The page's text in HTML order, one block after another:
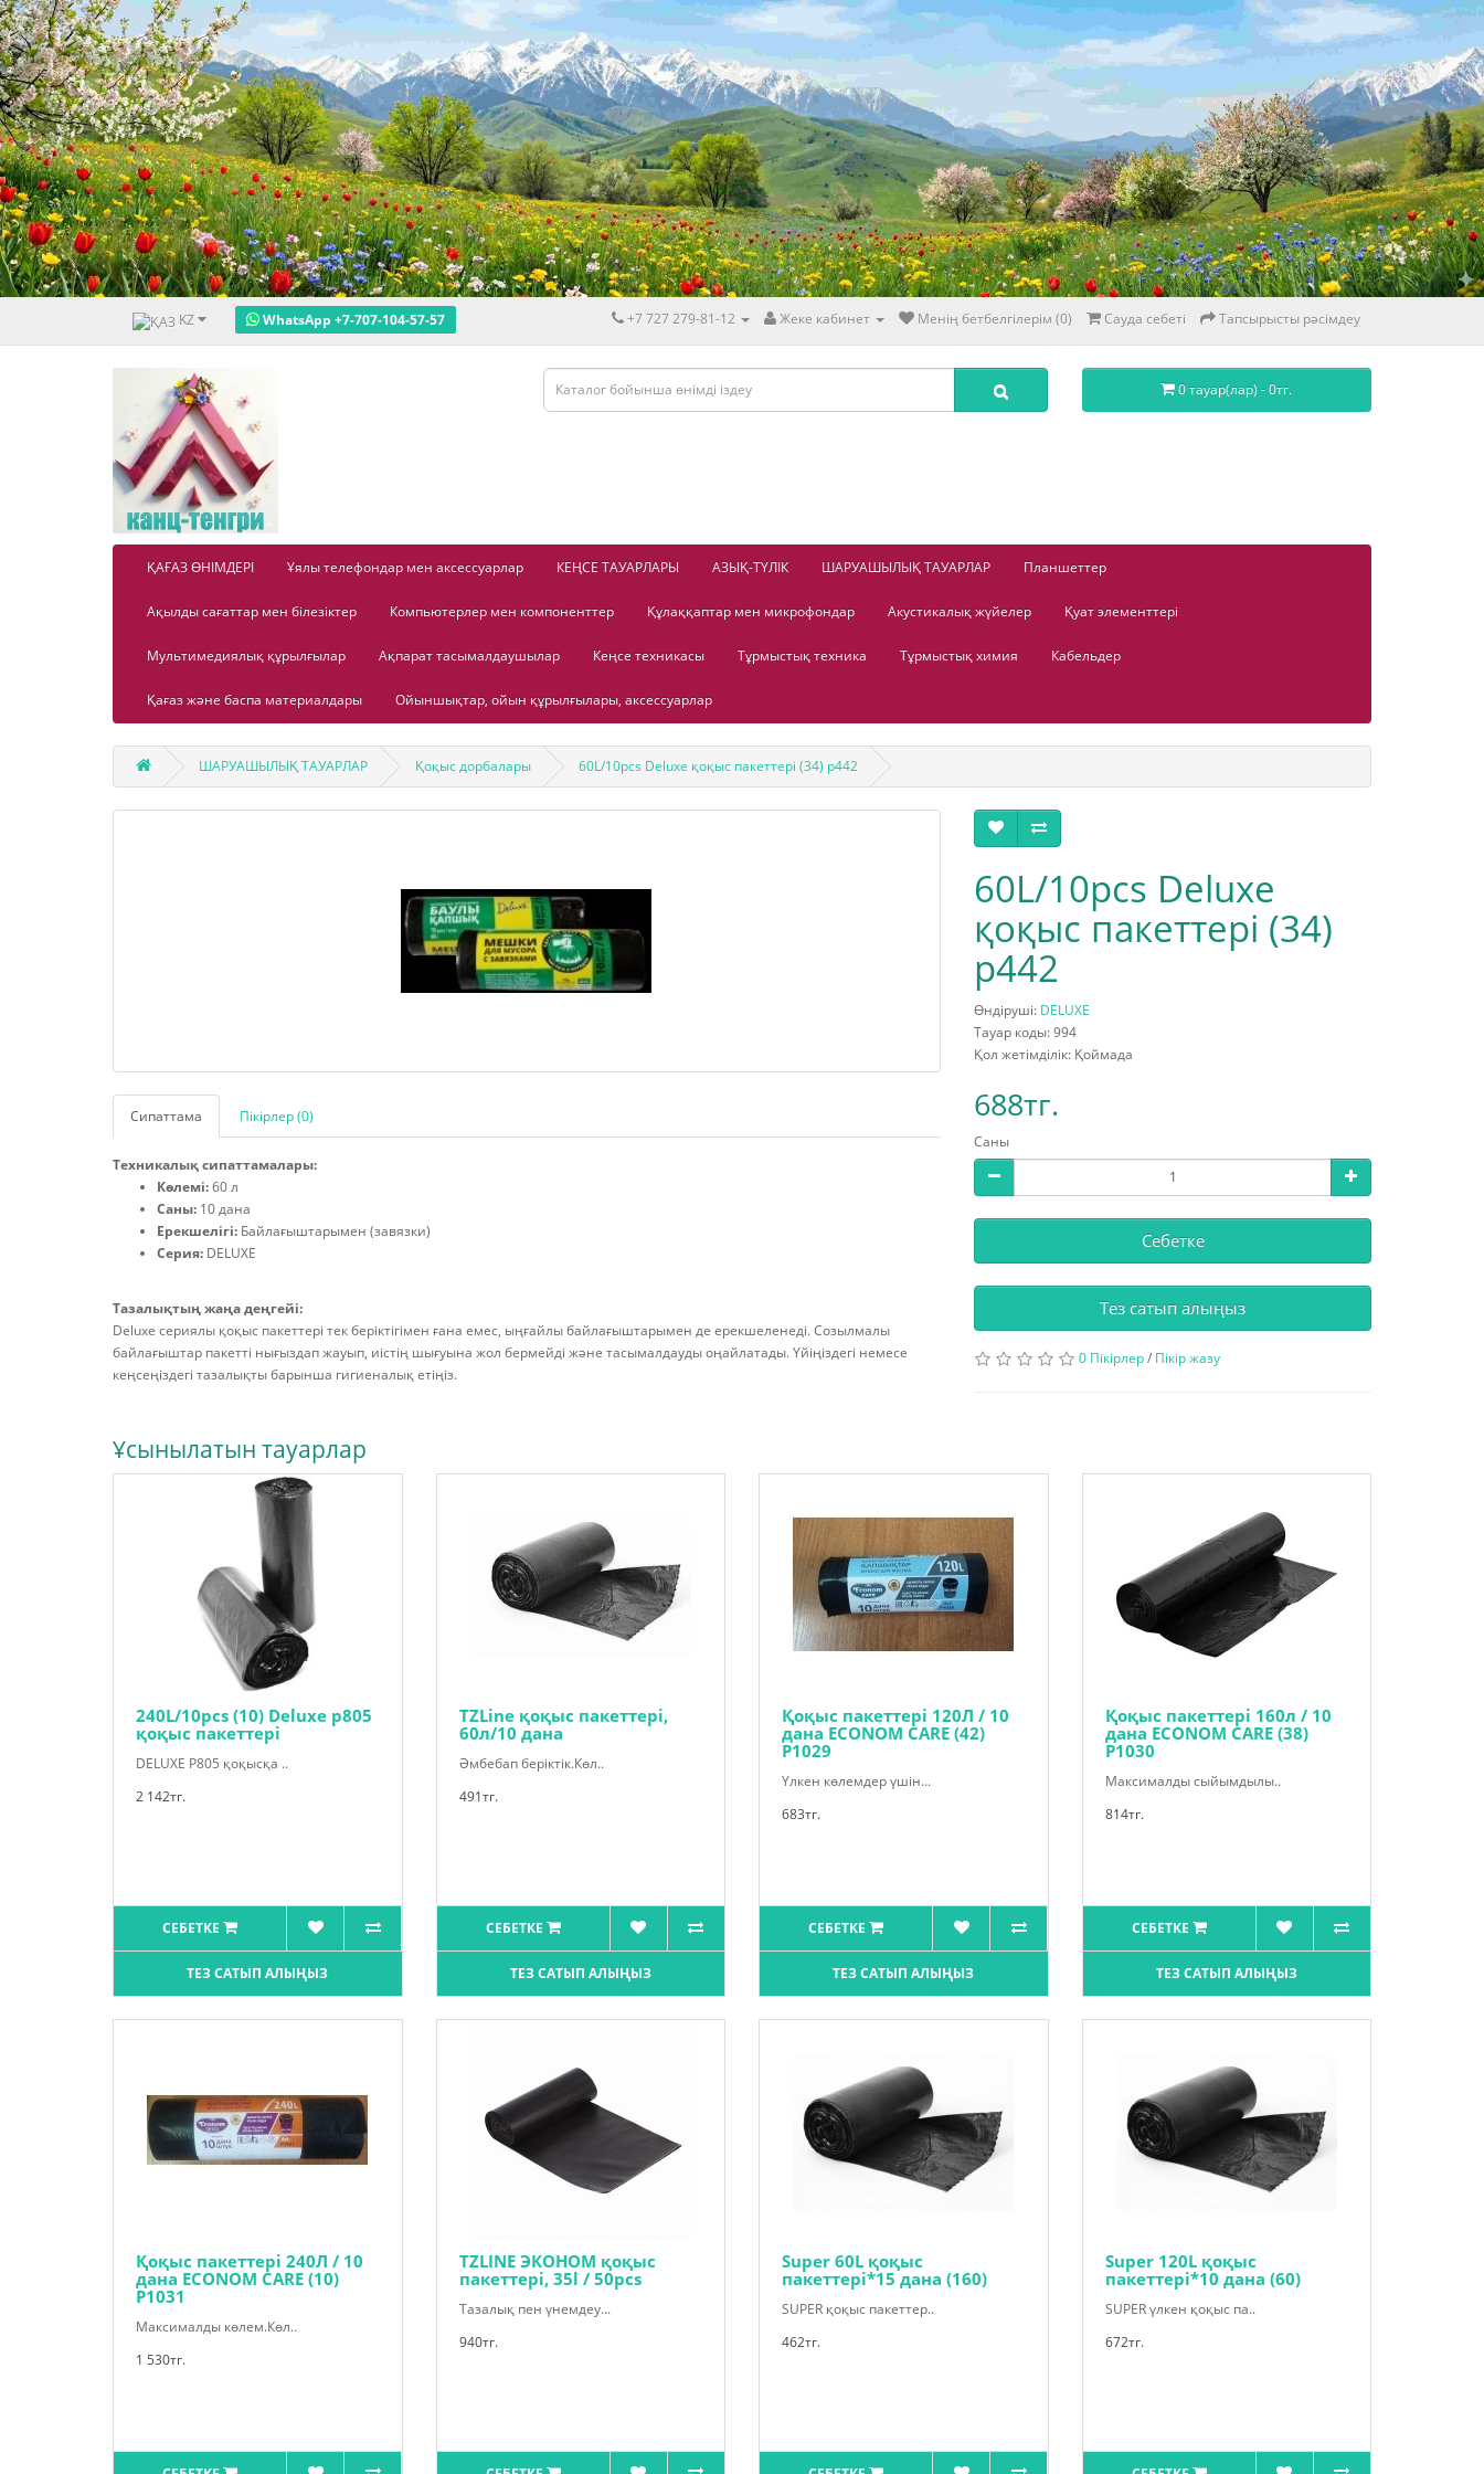
KZ WhatsApp +7-707-104-57-57 +7 727 279-81-12 Жеке кабинет Менің бетбелгілерім (0) Сауда себеті Тапсырысты рәсімдеу
0 тауар(лар) - 0тг.
ҚАҒАЗ ӨНІМДЕРІ Ұялы телефондар мен аксессуарлар КЕҢСЕ ТАУАРЛАРЫ АЗЫҚ-ТҮЛІК ШАРУАШЫЛЫҚ ТАУАРЛАР Планшеттер
Ақылды сағаттар мен білезіктер Компьютерлер мен компоненттер Құлаққаптар мен микрофондар Акустикалық жүйелер Қуат элементтері
Мультимедиялық құрылғылар Ақпарат тасымалдаушылар Кеңсе техникасы Тұрмыстық техника Тұрмыстық химия Кабельдер
Қағаз және баспа материалдары Ойыншықтар, ойын құрылғылары, аксессуарлар
ШАРУАШЫЛЫҚ ТАУАРЛАР Қоқыс дорбалары 60L/10pcs Deluxe қоқыс пакеттері (34) p442
Сипаттама Пікірлер (0)
Техникалық сипаттамалары:
Көлемі:60 л
Саны: 10 дана
Ерекшелігі: Байлағыштарымен (завязки)
Серия: DELUXE
Тазалықтың жаңа деңгейі:
Deluxe сериялы қоқыс пакеттері тек беріктігімен ғана емес, ыңғайлы байлағыштарымен де ерекшеленеді. Созылмалы
байлағыштар пакетті нығыздап жауып, иістің шығуына жол бермейді және тасымалдауды оңайлатады. Үйіңіздегі немесе
кеңсеңіздегі тазалықты барынша гигиеналық етіңіз.
60L/10pcs Deluxe
қоқыс пакеттері (34)
p442
Өндіруші: DELUXE
Тауар коды: 994
Қол жетімділік: Қоймада
688тг.
Саны
Себетке
Тез сатып алыңыз
0 Пікірлер/ Пікір жазу
Ұсынылатын тауарлар
240L/10pcs (10) Deluxe p805
қоқыс пакеттері
DELUXE P805 қоқысқа ..
2 142тг.
СЕБЕТКЕ
ТЕЗ САТЫП АЛЫҢЫЗ
TZLine қоқыс пакеттері,
60л/10 дана
Әмбебап беріктік.Көл..
491тг.
СЕБЕТКЕ
ТЕЗ САТЫП АЛЫҢЫЗ
Қоқыс пакеттері 120Л / 10
дана ECONOM CARE (42)
P1029
Үлкен көлемдер үшін...
683тг.
СЕБЕТКЕ
ТЕЗ САТЫП АЛЫҢЫЗ
Қоқыс пакеттері 160л / 10
дана ECONOM CARE (38)
P1030
Максималды сыйымдылы..
814тг.
СЕБЕТКЕ
ТЕЗ САТЫП АЛЫҢЫЗ
Қоқыс пакеттері 240Л / 10
дана ECONOM CARE (10)
P1031
Максималды көлем.Көл..
1 530тг.
TZLINE ЭКОНОМ қоқыс
пакеттері, 35l / 50pcs
Тазалық пен үнемдеу...
940тг.
Super 60L қоқыс
пакеттері*15 дана (160)
SUPER қоқыс пакеттер..
462тг.
Super 120L қоқыс
пакеттері*10 дана (60)
SUPER үлкен қоқыс па..
672тг.